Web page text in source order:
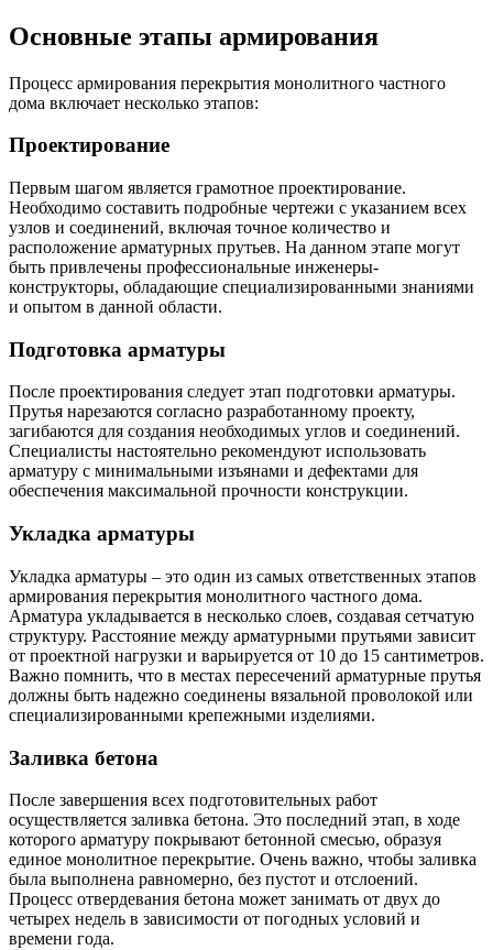
бронзовый
(пруток)
cвинец,
БУ металл
стальные
Основные этапы армирования
Процесс армирования перекрытия монолитного частного
дома включает несколько этапов:
Проектирование
Первым шагом является грамотное проектирование.
Необходимо составить подробные чертежи с указанием всех
узлов и соединений, включая точное количество и
расположение арматурных прутьев. На данном этапе могут
быть привлечены профессиональные инженеры-
конструкторы, обладающие специализированными знаниями
и опытом в данной области.
Подготовка арматуры
После проектирования следует этап подготовки арматуры.
Прутья нарезаются согласно разработанному проекту,
загибаются для создания необходимых углов и соединений.
Специалисты настоятельно рекомендуют использовать
арматуру с минимальными изъянами и дефектами для
обеспечения максимальной прочности конструкции.
Укладка арматуры
Укладка арматуры – это один из самых ответственных этапов
армирования перекрытия монолитного частного дома.
Арматура укладывается в несколько слоев, создавая сетчатую
структуру. Расстояние между арматурными прутьями зависит
от проектной нагрузки и варьируется от 10 до 15 сантиметров.
Важно помнить, что в местах пересечений арматурные прутья
должны быть надежно соединены вязальной проволокой или
специализированными крепежными изделиями.
Заливка бетона
После завершения всех подготовительных работ
осуществляется заливка бетона. Это последний этап, в ходе
которого арматуру покрывают бетонной смесью, образуя
единое монолитное перекрытие. Очень важно, чтобы заливка
была выполнена равномерно, без пустот и отслоений.
Процесс отвердевания бетона может занимать от двух до
четырех недель в зависимости от погодных условий и
времени года.